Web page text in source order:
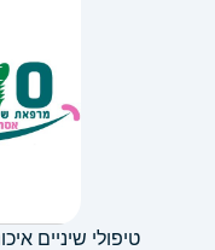
טיפולי שיניים